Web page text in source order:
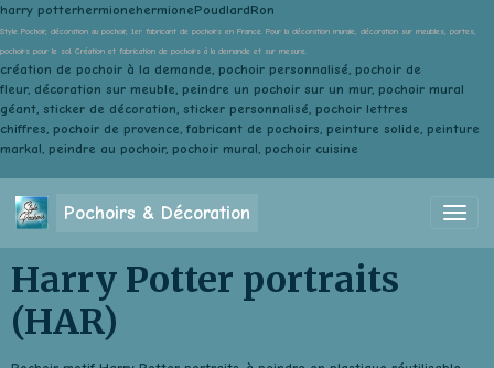
harry potterhermionehermionePoudlardRon
Style Pochoir, décoration au pochoir, 1er fabricant de pochoirs en France. Pour la décoration murale, décoration sur meubles, portes,
pochoirs pour le sol. Création et fabrication de pochoirs à la demande et sur mesure.
création de pochoir à la demande, pochoir personnalisé, pochoir de
fleur, décoration sur meuble, peindre un pochoir sur un mur, pochoir mural
géant, sticker de décoration, sticker personnalisé, pochoir lettres
chiffres, pochoir de provence, fabricant de pochoirs, peinture solide, peinture
markal, peindre au pochoir, pochoir mural, pochoir cuisine
Pochoirs & Décoration
Harry Potter portraits
(HAR)